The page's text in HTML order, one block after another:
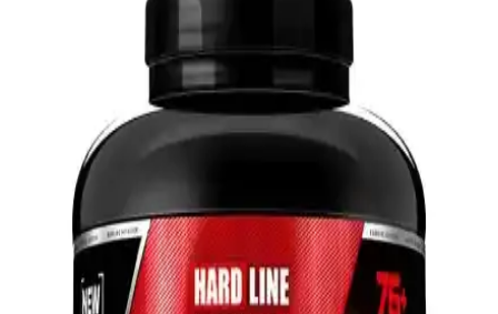
Agarta Doğal Çocuk Diş Macunu: Güvenli ve
Eğlenceli Diş Bakımı İçin Uygun Ürün
Agarta çocuk diş macunu, doğal içerikleriyle güvenli ve etkili diş
bakımı sağlar. Çocukların ilgisini çeken ferah aromasıyla diş
fırçalama alışkanlığını eğlenceli hale getirir.
Hardline Nutrition Whey 3 Matrıx Çilek 2300 Gr:
Yüksek Proteinli Sporcu Takviyesi
Yüksek kaliteli, düşük yağlı ve karbonhidratlı whey protein tozu,
kas gelişimini hızlandırır, kolay emilir ve lezzetli çilek aromasıyla
sporcuların favorisi olur.